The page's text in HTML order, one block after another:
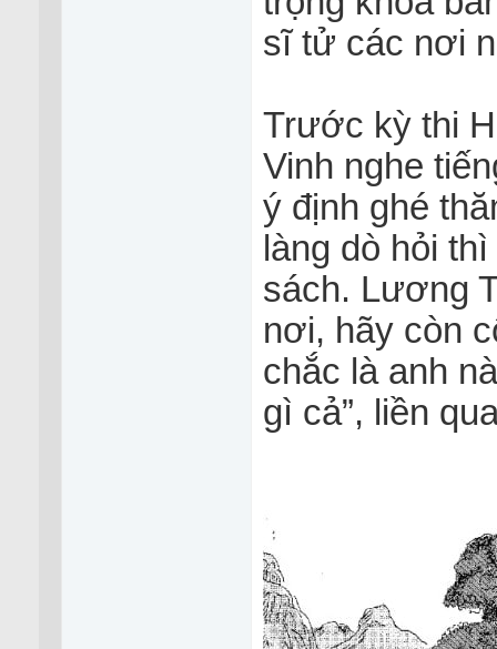
sĩ tử các nơi
Trước kỳ thi
Vinh nghe
ý định ghé
làng dò hỏi
sách. Lương
nơi, hãy còn
chắc là anh
gì cả”, liền